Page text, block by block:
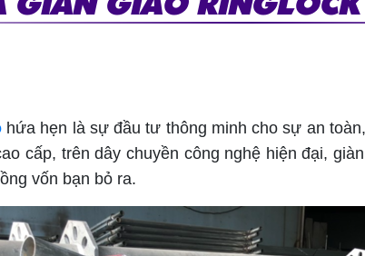
hứa hẹn là sự đầu tư thông minh cho sự an
cấp, trên dây chuyền công nghệ hiện đại,
vốn bạn bỏ ra.